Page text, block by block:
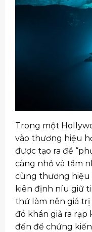
Trong một
vào thương hiệu
được tạo ra để
càng nhỏ và tầm
cùng thương hiệu
kiên định níu giữ
thứ làm nên giá trị
đó khán giả ra rạp
đến để chứng